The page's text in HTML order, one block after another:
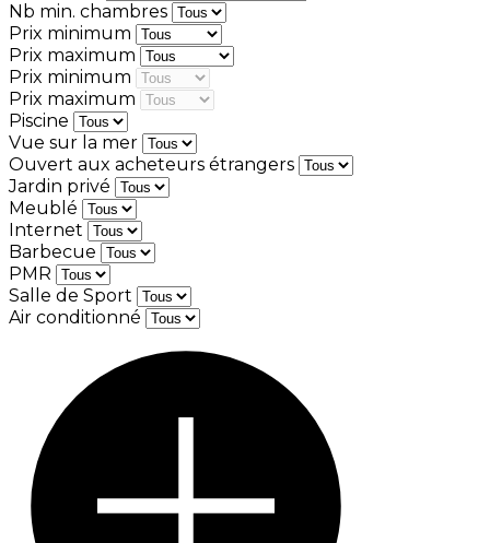
Nb min. chambres
Prix minimum
Prix maximum
Prix minimum
Prix maximum
Piscine
Vue sur la mer
Ouvert aux acheteurs étrangers
Jardin privé
Meublé
Internet
Barbecue
PMR
Salle de Sport
Air conditionné